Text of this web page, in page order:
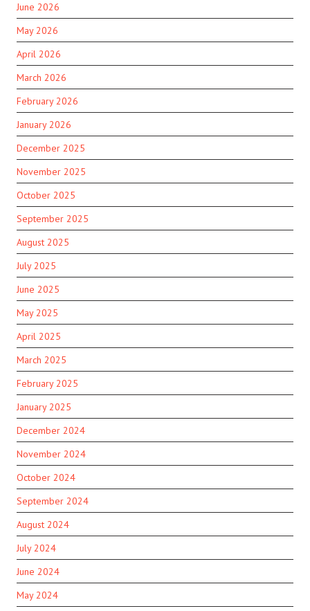
June 2026
May 2026
April 2026
March 2026
February 2026
January 2026
December 2025
November 2025
October 2025
September 2025
August 2025
July 2025
June 2025
May 2025
April 2025
March 2025
February 2025
January 2025
December 2024
November 2024
October 2024
September 2024
August 2024
July 2024
June 2024
May 2024